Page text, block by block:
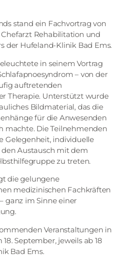
stand ein Fachvortrag von
Rehabilitation und
der Hufeland-Klinik Bad Ems.
in seinem Vortrag
– von der
auftretenden
Therapie. Unterstützt wurde
Bildmaterial, das die
für die Anwesenden
machte. Die Teilnehmenden
Gelegenheit, individuelle
Austausch mit dem
zu treten.
die gelungene
medizinischen Fachkräften
ganz im Sinne einer
Veranstaltungen in
September, jeweils ab 18
Bad Ems.